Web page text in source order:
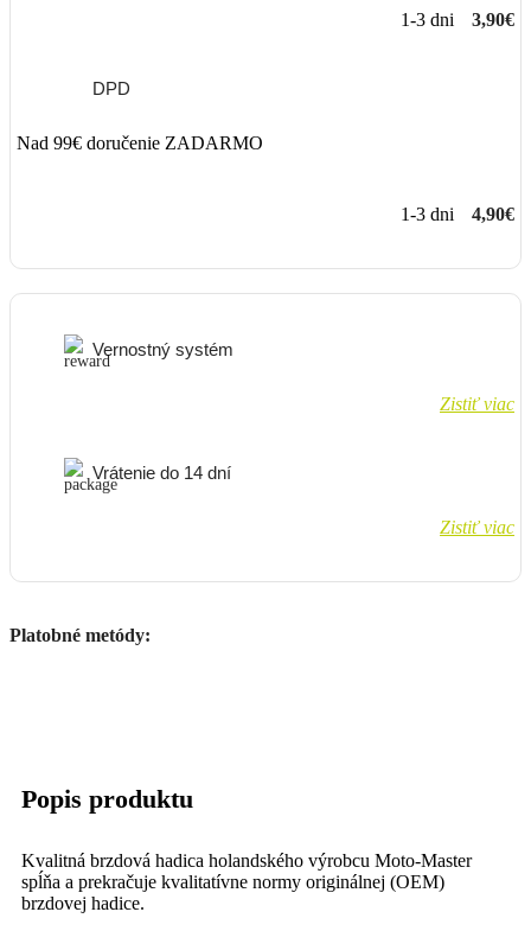
1-3 dni 3,90€
DPD
Nad 99€ doručenie ZADARMO
1-3 dni 4,90€
Vernostný systém
Zistiť viac
Vrátenie do 14 dní
Zistiť viac
Platobné metódy:
Popis produktu
Kvalitná brzdová hadica holandského výrobcu Moto-Master
spĺňa a prekračuje kvalitatívne normy originálnej (OEM)
brzdovej hadice.